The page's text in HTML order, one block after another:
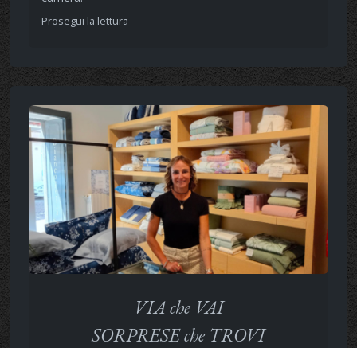
Prosegui la lettura
VIA che VAI
SORPRESE che TROVI